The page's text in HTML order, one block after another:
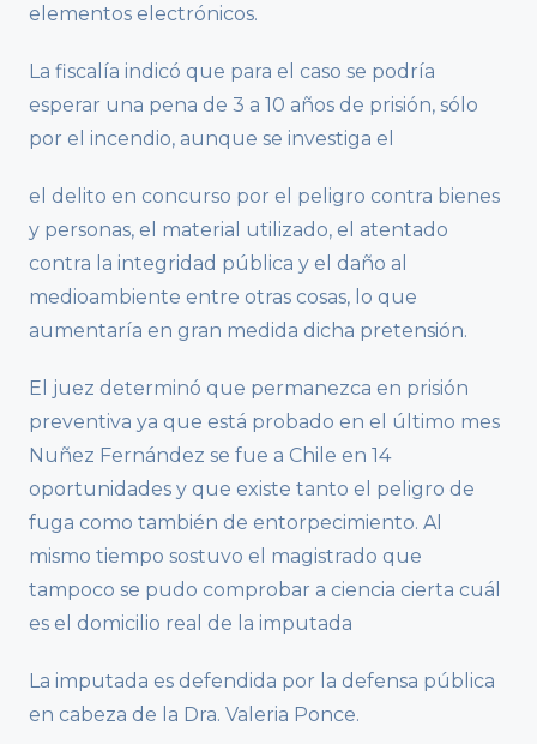
elementos electrónicos.
La fiscalía indicó que para el caso se podría
esperar una pena de 3 a 10 años de prisión, sólo
por el incendio, aunque se investiga el
el delito en concurso por el peligro contra bienes
y personas, el material utilizado, el atentado
contra la integridad pública y el daño al
medioambiente entre otras cosas, lo que
aumentaría en gran medida dicha pretensión.
El juez determinó que permanezca en prisión
preventiva ya que está probado en el último mes
Nuñez Fernández se fue a Chile en 14
oportunidades y que existe tanto el peligro de
fuga como también de entorpecimiento. Al
mismo tiempo sostuvo el magistrado que
tampoco se pudo comprobar a ciencia cierta cuál
es el domicilio real de la imputada
La imputada es defendida por la defensa pública
en cabeza de la Dra. Valeria Ponce.